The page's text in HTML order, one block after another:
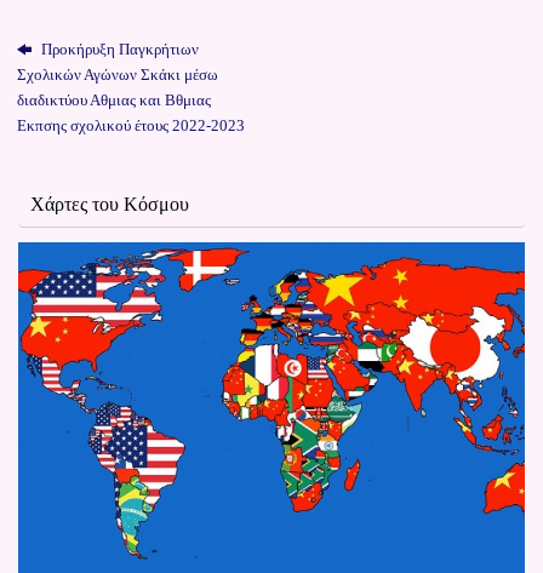
Προκήρυξη Παγκρήτιων
Σχολικών Αγώνων Σκάκι μέσω
διαδικτύου Αθμιας και Βθμιας
Εκπσης σχολικού έτους 2022-2023
Χάρτες του Κόσμου